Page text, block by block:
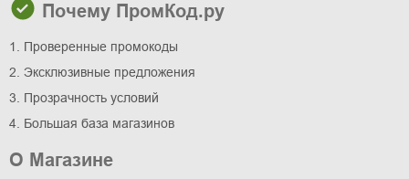
Почему ПромКод.ру
1. Проверенные промокоды
2. Эксклюзивные предложения
3. Прозрачность условий
4. Большая база магазинов
О Магазине